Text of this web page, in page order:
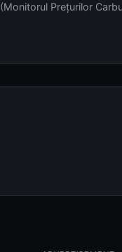
(Monitorul Prețurilor